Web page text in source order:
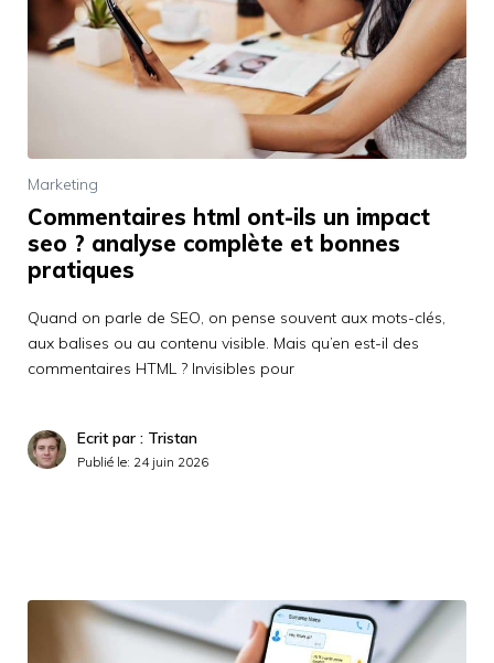
Marketing
Commentaires html ont-ils un impact
seo ? analyse complète et bonnes
pratiques
Quand on parle de SEO, on pense souvent aux mots-clés,
aux balises ou au contenu visible. Mais qu’en est-il des
commentaires HTML ? Invisibles pour
Ecrit par : Tristan
Publié le: 24 juin 2026